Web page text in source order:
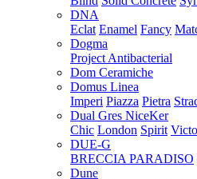
DNA
Eclat Enamel Fancy
Dogma
Project Antibacterial
Dom Ceramiche
Domus Linea
Imperi Piazza Pietra
Dual Gres NiceKer
Chic London Spirit
DUE-G
BRECCIA PARADISO
Dune